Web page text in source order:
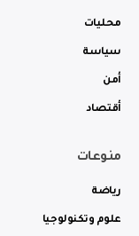
محليات
سياسة
أمن
أقتصاد
منوعات
رياضة
علوم وتكنولوجيا